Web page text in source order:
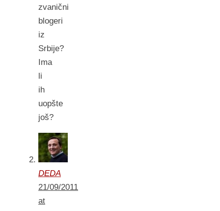
zvanični
blogeri
iz
Srbije?
Ima
li
ih
uopšte
još?
DEDA
21/09/2011
at